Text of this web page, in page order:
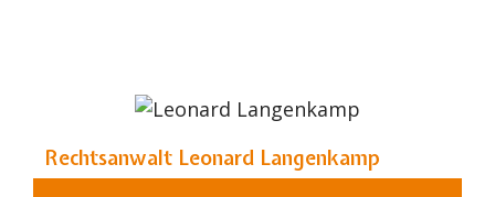
Rechtsanwalt Leonard Langenkamp